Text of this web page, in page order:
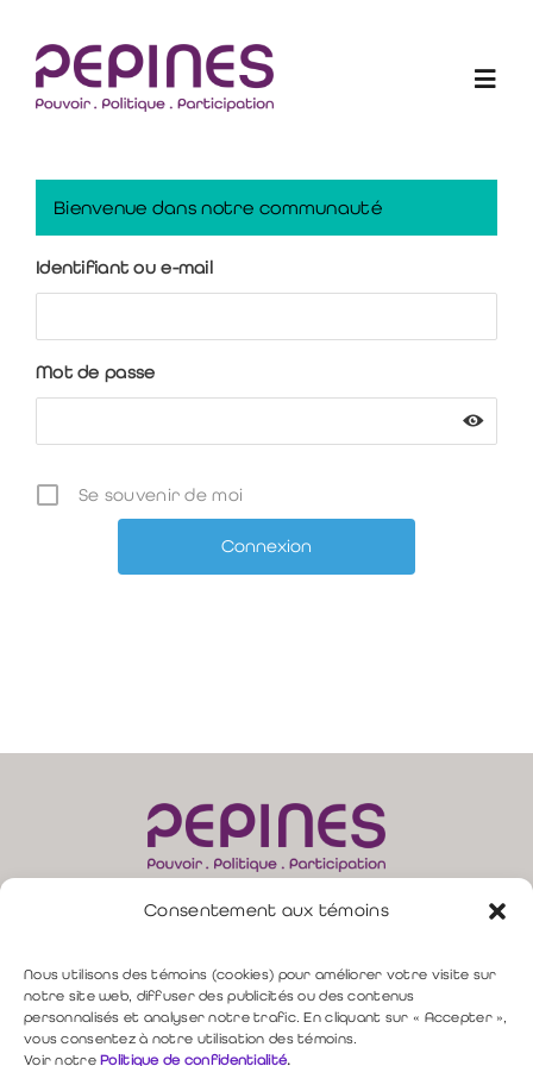
Consentement aux témoins
Nous utilisons des témoins (cookies) pour améliorer votre visite sur
notre site web, diffuser des publicités ou des contenus
personnalisés et analyser notre trafic. En cliquant sur « Accepter »,
vous consentez à notre utilisation des témoins.
Voir notrePolitique de confidentialité.
content
Les Elu-e-s en action
Projets
Devenir membre
Bienvenue dans notre communauté
Identifiant ou e-mail
Mot de passe
Se souvenir de moi
819 349-4617 |
direction@pepines.com
Politique de confidentialité